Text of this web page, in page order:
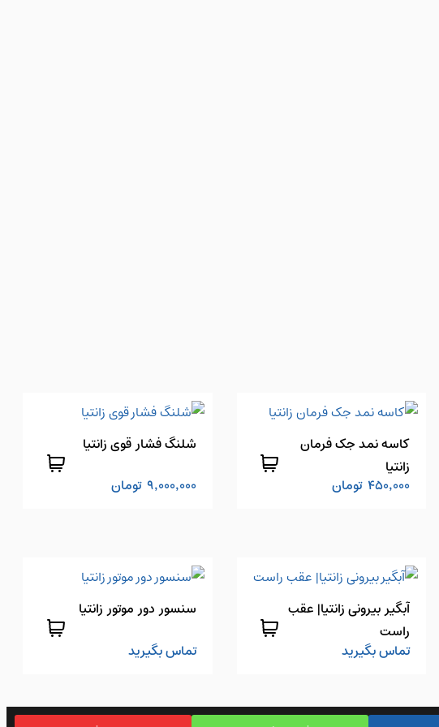
کاسه نمد جک فرمان
زانتیا
450,000 تومان
شلنگ فشار قوی زانتیا
9,000,000 تومان
آبگیر بیرونی زانتیا| عقب
راست
تماس بگیرید
سنسور دور موتور زانتیا
تماس بگیرید